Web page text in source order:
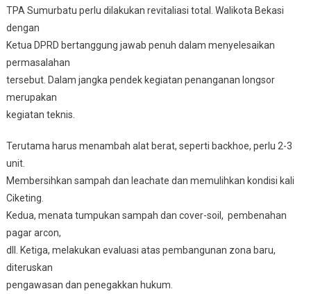
TPA Sumurbatu perlu dilakukan revitaliasi total. Walikota Bekasi
dengan
Ketua DPRD bertanggung jawab penuh dalam menyelesaikan
permasalahan
tersebut. Dalam jangka pendek kegiatan penanganan longsor
merupakan
kegiatan teknis.
Terutama harus menambah alat berat, seperti backhoe, perlu 2-3
unit.
Membersihkan sampah dan leachate dan memulihkan kondisi kali
Ciketing.
Kedua, menata tumpukan sampah dan cover-soil, pembenahan
pagar arcon,
dll. Ketiga, melakukan evaluasi atas pembangunan zona baru,
diteruskan
pengawasan dan penegakkan hukum.